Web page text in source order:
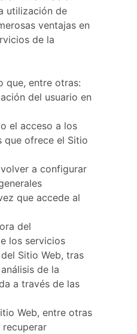
utilización de
ventajas en
de la
que, entre otras:
del usuario en
el acceso a los
que ofrece el Sitio
a configurar
que accede al
del
los servicios
Sitio Web, tras
de la
a través de las
Web, entre otras
recuperar